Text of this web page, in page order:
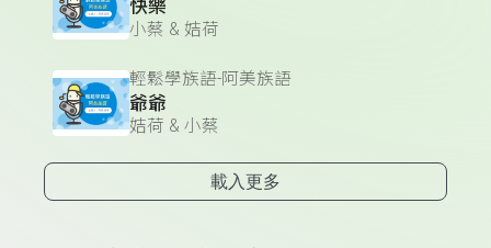
快樂
小蔡 & 姞荷
輕鬆學族語-阿美族語
爺爺
姞荷 & 小蔡
載入更多